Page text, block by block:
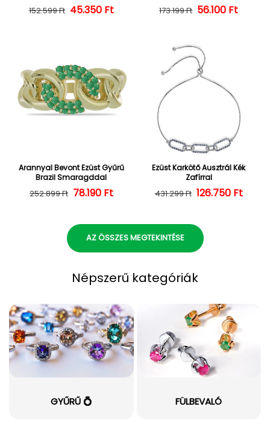
Normál ár
152.599 Ft Kedvezményes ár
45.350 Ft Normál ár
173.199 Ft 56.100 Ft
Arannyal Bevont Ezüst Gyűrű
Brazil Smaragddal
Normál ár
252.899 Ft Kedvezményes ár
78.190 Ft
Ezüst Karkötő Ausztrál Kék
Zafírral
Normál ár
431.299 Ft 126.750 Ft
AZ ÖSSZES MEGTEKINTÉSE
Népszerű kategóriák
GYŰRŰ 💍 FÜLBEVALÓ